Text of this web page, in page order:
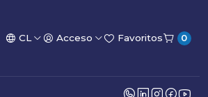
CL Acceso Favoritos 0